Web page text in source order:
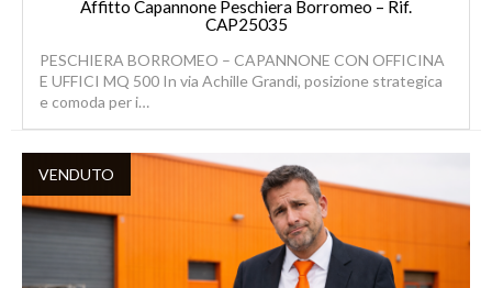
Affitto Capannone Peschiera Borromeo – Rif.
CAP25035
PESCHIERA BORROMEO – CAPANNONE CON OFFICINA
E UFFICI MQ 500 In via Achille Grandi, posizione strategica
e comoda per i…
VENDUTO